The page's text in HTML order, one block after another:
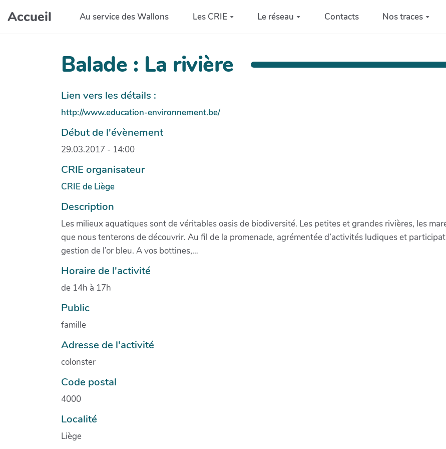
Aller au contenu principal
Accueil Au service des Wallons Les CRIE Le réseau Contacts Nos traces
Balade : La rivière
Lien vers les détails :
http://www.education-environnement.be/
Début de l'évènement
29.03.2017 - 14:00
CRIE organisateur
CRIE de Liège
Description
Les milieux aquatiques sont de véritables oasis de biodiversité. Les petites et grandes rivières, les
que nous tenterons de découvrir. Au fil de la promenade, agrémentée d’activités ludiques et
gestion de l’or bleu. A vos bottines,…
Horaire de l'activité
de 14h à 17h
Public
famille
Adresse de l'activité
colonster
Code postal
4000
Localité
Liège